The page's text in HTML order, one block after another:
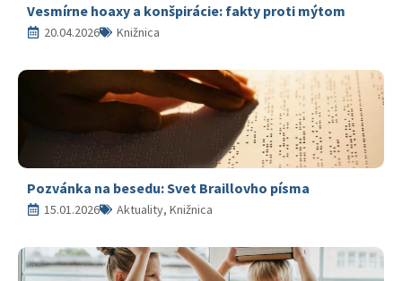
Vesmírne hoaxy a konšpirácie: fakty proti mýtom
20.04.2026 Knižnica
Pozvánka na besedu: Svet Braillovho písma
15.01.2026 Aktuality, Knižnica